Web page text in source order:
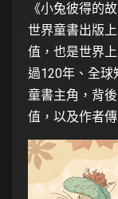
《小兔彼得的
世界童書出版
值，也是世界
過120年、全球
童書主角，背
值，以及作者